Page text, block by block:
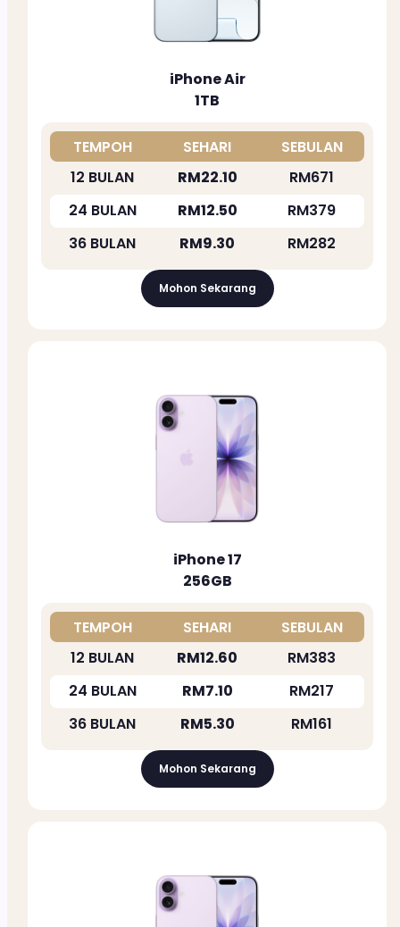
iPhone Air
1TB
TEMPOH SEHARI
SEBULAN
12 BULAN
RM22.10
RM671
24 BULAN
RM12.50
RM379
36 BULAN
RM9.30 RM282
Mohon Sekarang
iPhone 17
256GB
TEMPOH SEHARI
SEBULAN
12 BULAN
RM12.60
RM383
24 BULAN
RM7.10
RM217
36 BULAN
RM5.30 RM161
Mohon Sekarang